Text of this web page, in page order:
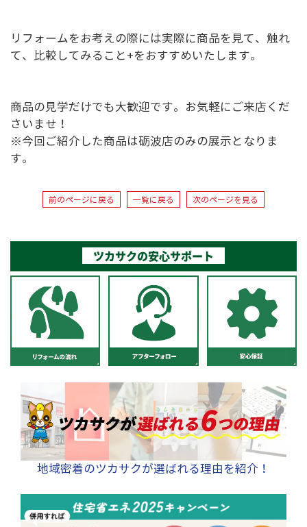
リフォームをお考えの際には実際に商品を見て、触れ
て、比較してみること+をおすすめいたします。
商品の見学だけでも大歓迎です。お気軽にご来店くだ
さいませ！
※今回ご紹介した商品は砺波店のみの展示となりま
す。
前のページに戻る 一覧に戻る 次のページを見る
ツカサクの安心サポート
地域密着のツカサクが選ばれる理由を紹介！